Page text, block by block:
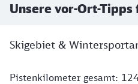
Unsere vor-Ort-Tipps
Skigebiet &
Pistenkilometer gesamt: